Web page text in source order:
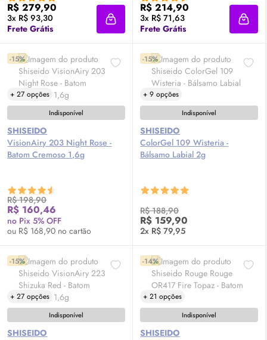
R$ 279,90
3x R$ 93,30
Frete Grátis
Adicionar à sacola
R$ 214,90
3x R$ 71,63
Frete Grátis
-15%
+ 27 opções
Indisponível
SHISEIDO
VisionAiry 203 Night Rose -
Batom Cremoso 1,6g
R$ 198,90
R$ 160,46
no Pix 5% OFF
ou R$ 168,90 no cartão
-15%
+ 9 opções
Indisponível
SHISEIDO
ColorGel 109 Wisteria -
Bálsamo Labial 2g
R$ 188,90
R$ 159,90
2x R$ 79,95
-15%
+ 27 opções
Indisponível
SHISEIDO
-14%
+ 21 opções
Indisponível
SHISEIDO